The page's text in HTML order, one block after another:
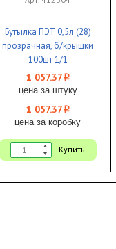
Бутылка ПЭТ 0,5л (28)
прозрачная, б/крышки
100шт 1/1
1 057.37 i
цена за штуку
1 057.37 i
цена за коробку
Купить